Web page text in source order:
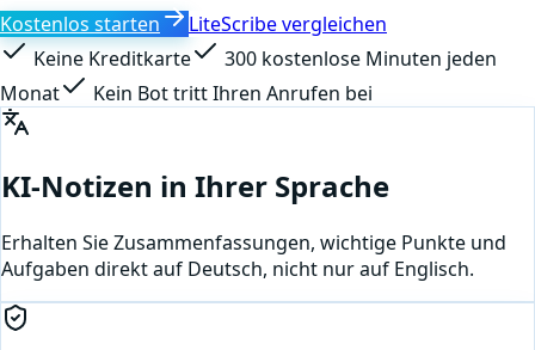
Kostenlos starten
LiteScribe vergleichen
Keine Kreditkarte
300 kostenlose Minuten jeden
Monat
Kein Bot tritt Ihren Anrufen bei
KI-Notizen in Ihrer Sprache
Erhalten Sie Zusammenfassungen, wichtige Punkte und
Aufgaben direkt auf Deutsch, nicht nur auf Englisch.